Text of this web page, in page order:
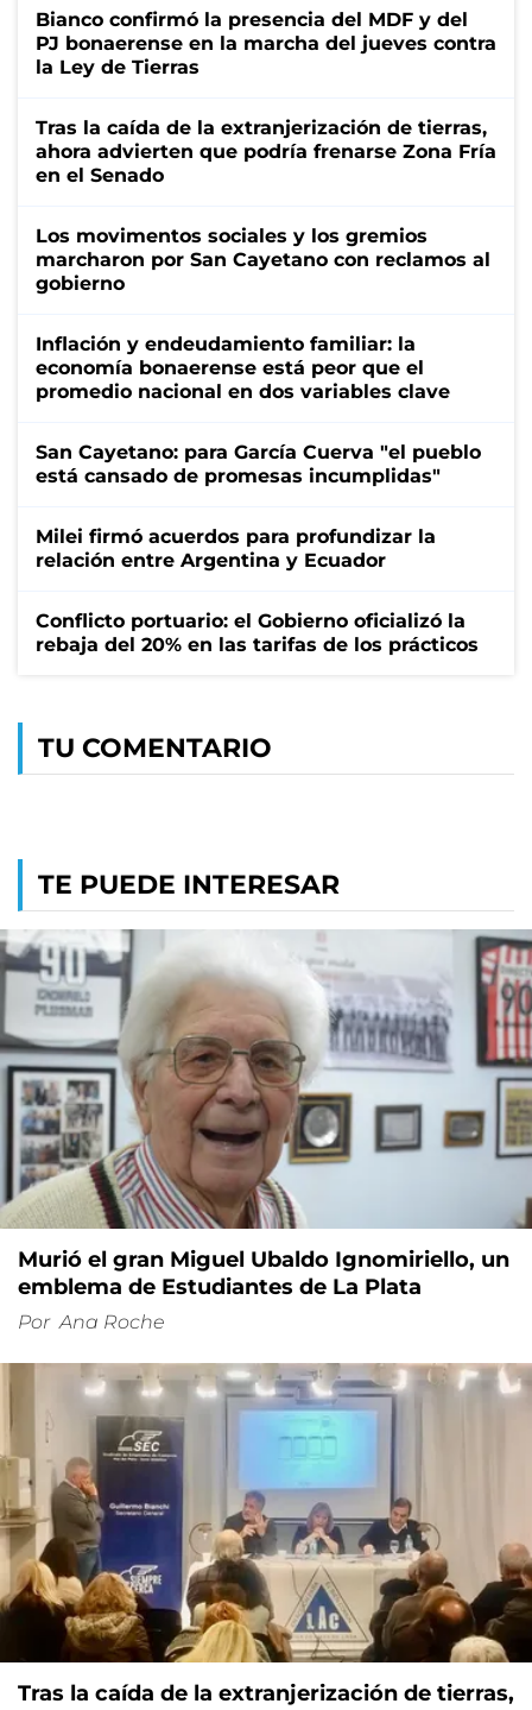
Bianco confirmó la presencia del MDF y del
PJ bonaerense en la marcha del jueves contra
la Ley de Tierras
Tras la caída de la extranjerización de tierras,
ahora advierten que podría frenarse Zona Fría
en el Senado
Los movimentos sociales y los gremios
marcharon por San Cayetano con reclamos al
gobierno
Inflación y endeudamiento familiar: la
economía bonaerense está peor que el
promedio nacional en dos variables clave
San Cayetano: para García Cuerva "el pueblo
está cansado de promesas incumplidas"
Milei firmó acuerdos para profundizar la
relación entre Argentina y Ecuador
Conflicto portuario: el Gobierno oficializó la
rebaja del 20% en las tarifas de los prácticos
TU COMENTARIO
TE PUEDE INTERESAR
Murió el gran Miguel Ubaldo Ignomiriello, un
emblema de Estudiantes de La Plata
Por Ana Roche
Tras la caída de la extranjerización de tierras,